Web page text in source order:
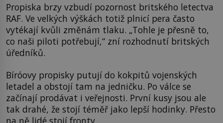
Propiska brzy vzbudí pozornost britského letectva
RAF. Ve velkých výškách totiž plnicí pera často
vytékají kvůli změnám tlaku. „Tohle je přesně to,
co naši piloti potřebují,“ zní rozhodnutí britských
úředníků.
Bíróovy propisky putují do kokpitů vojenských
letadel a obstojí tam na jedničku. Po válce se
začínají prodávat i veřejnosti. První kusy jsou ale
tak drahé, že stojí téměř jako lepší hodinky. Přesto